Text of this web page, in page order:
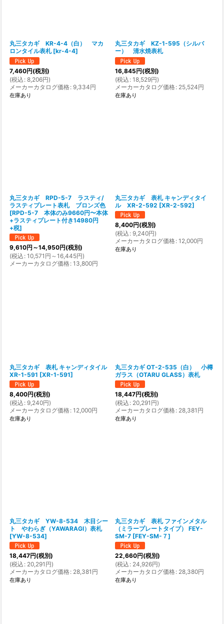
丸三タカギ KR-4-4（白） マカ
ロンタイル表札 [kr-4-4]
7,460円(税別)
(税込 : 8,206円)
メーカーカタログ価格: 9,334円
在庫あり
丸三タカギ KZ-1-595（シルバ
ー） 清水焼表札
16,845円(税別)
(税込 : 18,529円)
メーカーカタログ価格: 25,524円
在庫あり
丸三タカギ RPD-5-7 ラスティ/
ラスティプレート表札 ブロンズ色
[RPD-5-7 本体のみ9660円〜本体
+ラスティプレート付き14980円
+税]
9,610円 ～14,950円(税別)
(税込 : 10,571 円 ～16,445円)
メーカーカタログ価格: 13,800円
丸三タカギ 表札 キャンディタイ
ル XR-2-592 [XR-2-592]
8,400円(税別)
(税込 : 9,240円)
メーカーカタログ価格: 12,000円
在庫あり
丸三タカギ 表札 キャンディタイル
XR-1-591 [XR-1-591]
8,400円(税別)
(税込 : 9,240円)
メーカーカタログ価格: 12,000円
在庫あり
丸三タカギ OT-2-535（白） 小樽
ガラス（OTARU GLASS）表札
18,447円(税別)
(税込 : 20,291 円)
メーカーカタログ価格: 28,381 円
在庫あり
丸三タカギ YW-8-534 木目シー
ト やわらぎ（YAWARAGI）表札
[YW-8-534]
18,447円(税別)
(税込 : 20,291 円)
メーカーカタログ価格: 28,381 円
在庫あり
丸三タカギ 表札 ファインメタル
（ミラープレートタイプ） FEY-
SM-7 [FEY-SM-７]
22,660円(税別)
(税込 : 24,926円)
メーカーカタログ価格: 28,380円
在庫あり